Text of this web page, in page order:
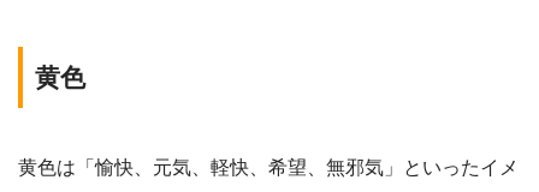
黄色
黄色は「愉快、元気、軽快、希望、無邪気」といったイメ